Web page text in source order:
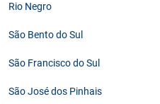
Rio Negro
São Bento do Sul
São Francisco do Sul
São José dos Pinhais